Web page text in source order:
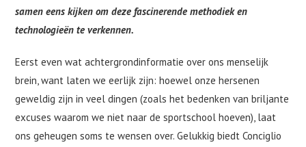
samen eens kijken om deze fascinerende methodiek en
technologieën te verkennen.
Eerst even wat achtergrondinformatie over ons menselijk
brein, want laten we eerlijk zijn: hoewel onze hersenen
geweldig zijn in veel dingen (zoals het bedenken van briljante
excuses waarom we niet naar de sportschool hoeven), laat
ons geheugen soms te wensen over. Gelukkig biedt Conciglio